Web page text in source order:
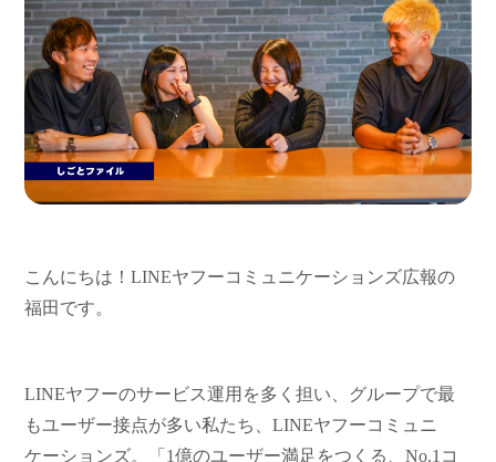
こんにちは！LINEヤフーコミュニケーションズ広報の
福田です。
LINEヤフーのサービス運用を多く担い、グループで最
もユーザー接点が多い私たち、LINEヤフーコミュニ
ケーションズ。「 1億のユーザー満足をつくる、No.1 コ